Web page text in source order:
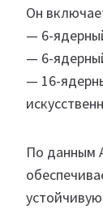
Он
— 6-
— 6-
— 16-
По данным